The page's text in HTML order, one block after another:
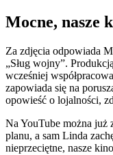
Mocne, nasze
Za zdjęcia odpowiada
„Sług wojny”.
wcześniej
zapowiada się na
opowieść o lojalności,
Na YouTube można już
planu, a sam Linda
nieprzeciętne, nasze